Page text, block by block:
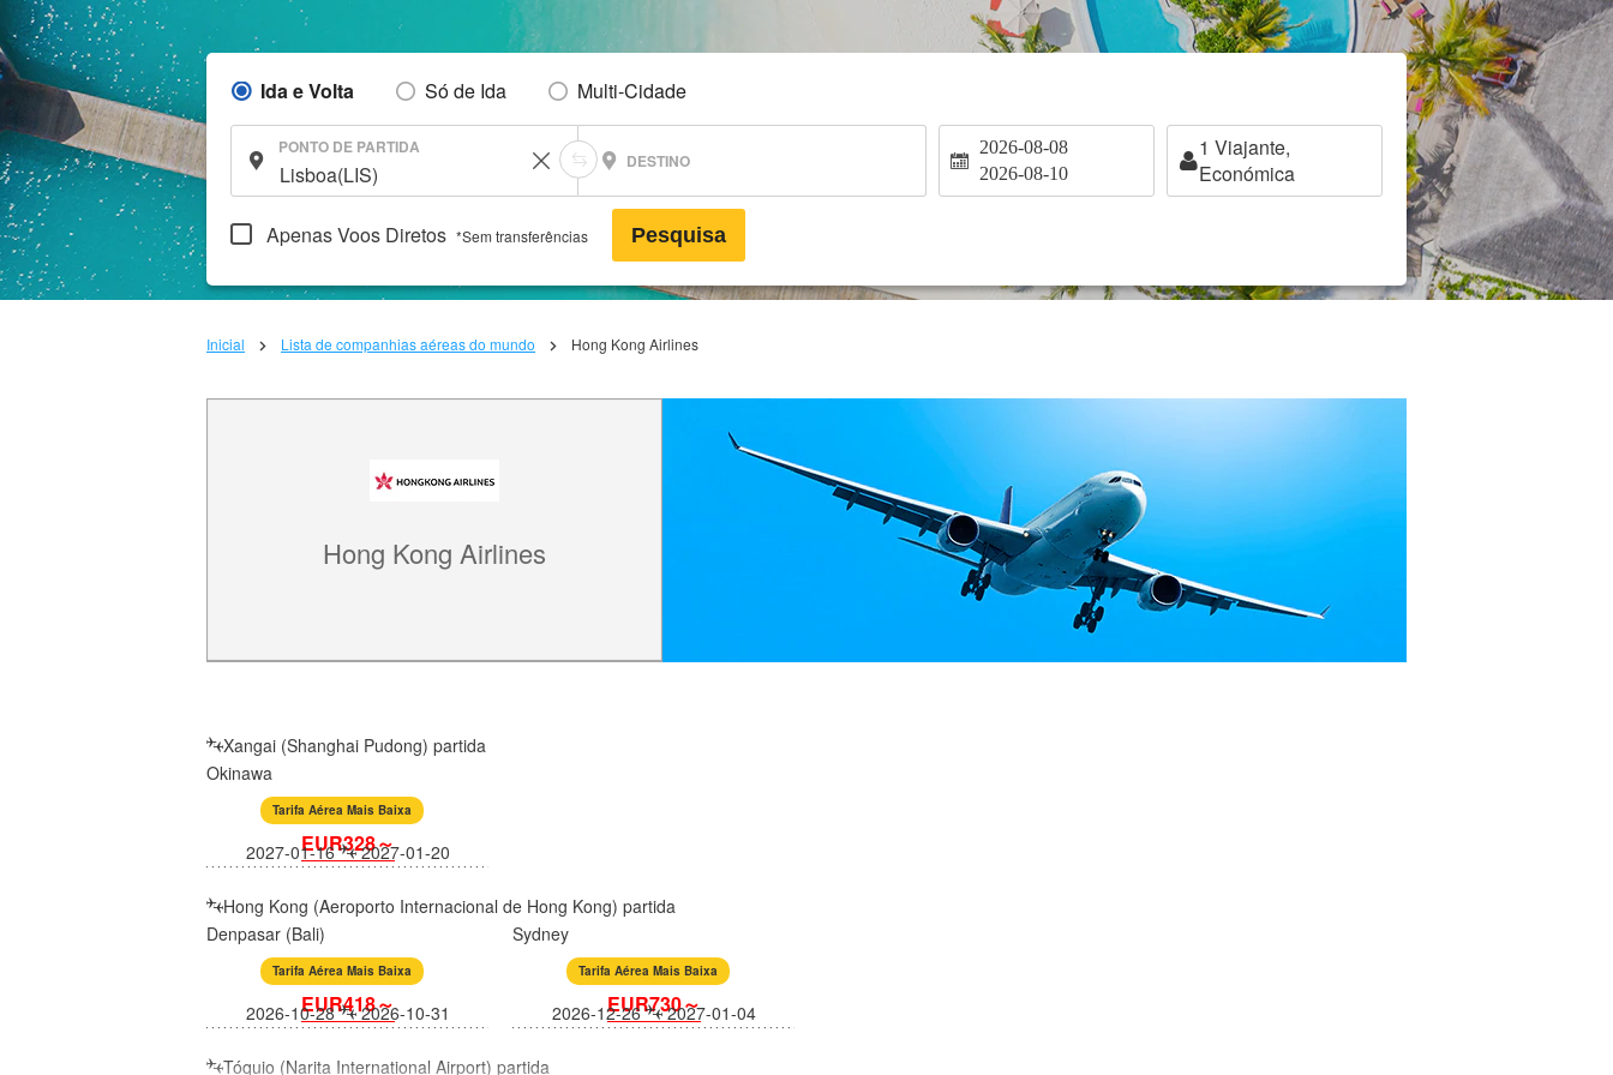
Ida e Volta Só de Ida Multi-Cidade
PONTO DE PARTIDA
DESTINO
2026-08-08
2026-08-10
1 Viajante,
Económica
Apenas Voos Diretos *Sem transferências Pesquisa
Inicial Lista de companhias aéreas do mundo Hong Kong Airlines
Hong Kong Airlines
Xangai (Shanghai Pudong) partida
Okinawa
Tarifa Aérea Mais Baixa
EUR328～
2027-01-16 2027-01-20
Hong Kong (Aeroporto Internacional de Hong Kong) partida
Denpasar (Bali)
Tarifa Aérea Mais Baixa
EUR418～
2026-10-28 2026-10-31
Sydney
Tarifa Aérea Mais Baixa
EUR730～
2026-12-26 2027-01-04
Tóquio (Narita International Airport) partida